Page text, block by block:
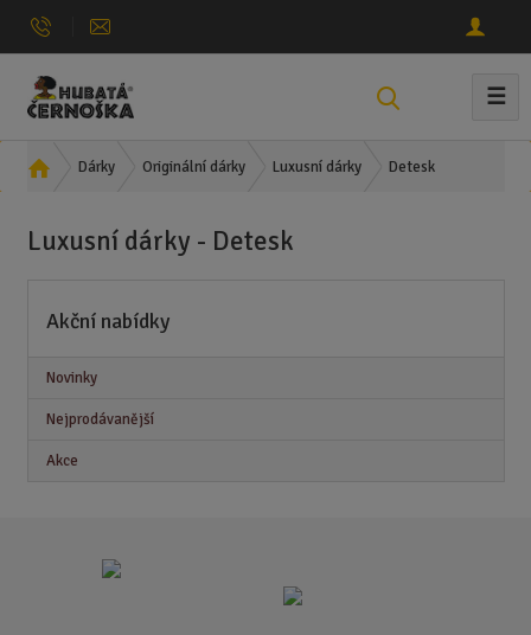
☰
Ú
d
s
r
n
a
Dárky Originální dárky Luxusní dárky Detesk
Luxusní dárky - Detesk
Akční nabídky
Novinky
Nejprodávanější
Akce